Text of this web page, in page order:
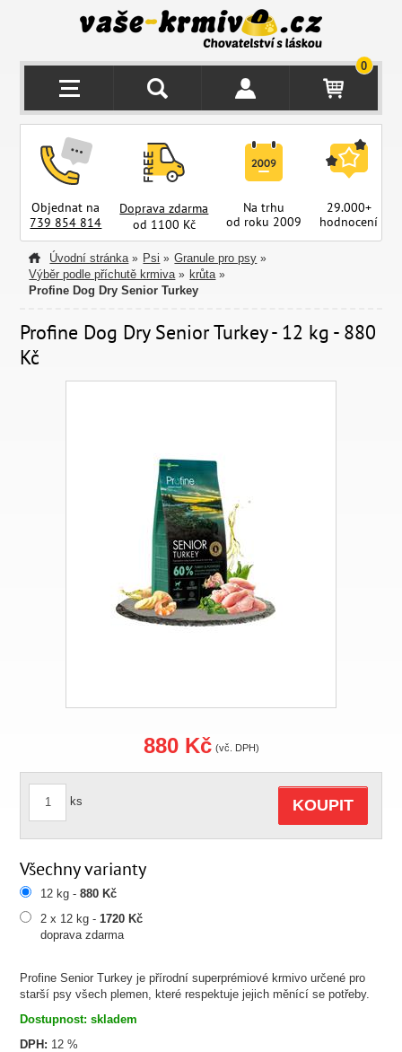
0
Objednat na
739 854 814
Doprava zdarma
od 1100 Kč
Na trhu
od roku 2009
29.000+
hodnocení
Úvodní stránka » Psi » Granule pro psy »
Výběr podle příchutě krmiva » krůta »
Profine Dog Dry Senior Turkey
Profine Dog Dry Senior Turkey - 12 kg - 880
Kč
Profine Senior Turkey je přírodní superprémiové krmivo určené pro
starší psy všech plemen, které respektuje jejich měnící se potřeby.
Dostupnost: skladem
DPH: 12 %
880 Kč (vč. DPH)
ks KOUPIT
Všechny varianty
12 kg -880 Kč
2 x 12 kg -1720 Kč
doprava zdarma